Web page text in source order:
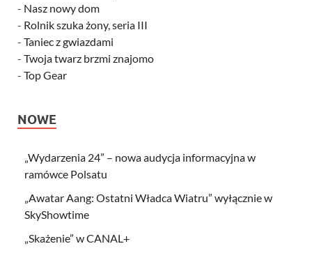
- Nasz nowy dom
- Rolnik szuka żony, seria III
- Taniec z gwiazdami
- Twoja twarz brzmi znajomo
- Top Gear
NOWE
„Wydarzenia 24” – nowa audycja informacyjna w
ramówce Polsatu
„Awatar Aang: Ostatni Władca Wiatru” wyłącznie w
SkyShowtime
„Skażenie” w CANAL+